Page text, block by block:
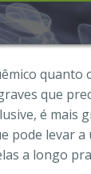
quanto
que
é mais
pode levar a
a longo